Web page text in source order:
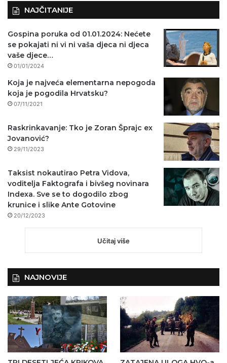
NAJČITANIJE
Gospina poruka od 01.01.2024: Nećete
se pokajati ni vi ni vaša djeca ni djeca
vaše djece…
01/01/2024
Koja je najveća elementarna nepogoda
koja je pogodila Hrvatsku?
07/11/2021
Raskrinkavanje: Tko je Zoran Šprajc ex
Jovanović?
29/11/2023
Taksist nokautirao Petra Vidova,
voditelja Faktografa i bivšeg novinara
Indexa. Sve se to dogodilo zbog
krunice i slike Ante Gotovine
20/12/2023
Učitaj više
NAJNOVIJE